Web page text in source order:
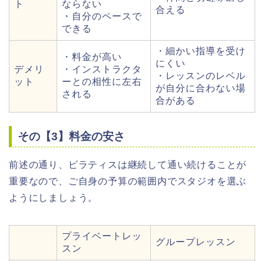
ト
ならない
・自分のペースで
できる
合える
デメリ
ット
・料金が高い
・インストラクタ
ーとの相性に左右
される
・細かい指導を受け
にくい
・レッスンのレベル
が自分に合わない場
合がある
その【3】料金の安さ
前述の通り、ピラティスは継続して通い続けることが
重要なので、ご自身の予算の範囲内でスタジオを選ぶ
ようにしましょう。
プライベートレッ
スン
グループレッスン